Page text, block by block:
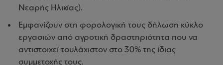
Νεαρής Ηλικίας).
Εμφανίζουν στη φορολογική τους δήλωση κύκλο
εργασιών από αγροτική δραστηριότητα που να
αντιστοιχεί τουλάχιστον στο 30% της ίδιας
συμμετοχής τους.